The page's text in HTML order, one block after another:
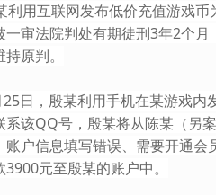
利用互联网发布低价充值游戏
审法院判处有期徒刑3年2个
原判。
，殷某利用手机在某游戏内
系该QQ号，殷某将从陈某（另
户信息填写错误、需要开通
元至殷某的账户中。